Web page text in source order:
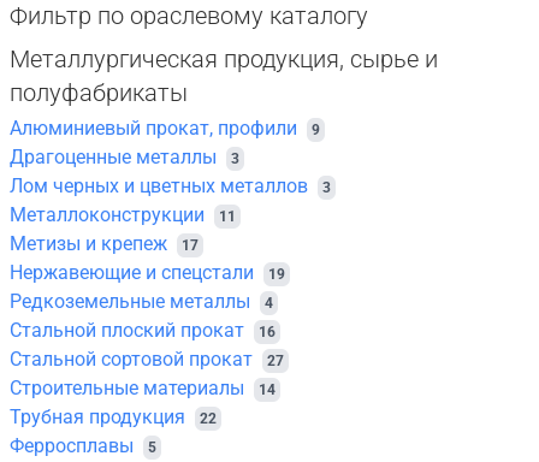
Фильтр по ораслевому каталогу
Металлургическая продукция, сырье и
полуфабрикаты
Алюминиевый прокат, профили 9
Драгоценные металлы 3
Лом черных и цветных металлов 3
Металлоконструкции 11
Метизы и крепеж 17
Нержавеющие и спецстали 19
Редкоземельные металлы 4
Стальной плоский прокат 16
Стальной сортовой прокат 27
Строительные материалы 14
Трубная продукция 22
Ферросплавы 5